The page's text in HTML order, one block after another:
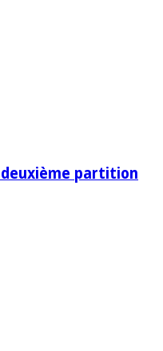
partition